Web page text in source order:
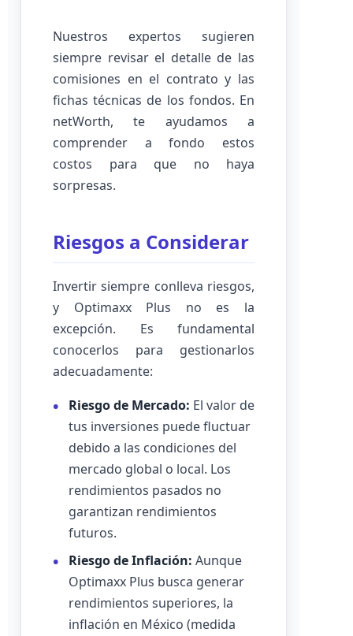
Nuestros expertos sugieren
siempre revisar el detalle de las
comisiones en el contrato y las
fichas técnicas de los fondos. En
netWorth, te ayudamos a
comprender a fondo estos
costos para que no haya
sorpresas.
Riesgos a Considerar
Invertir siempre conlleva riesgos,
y Optimaxx Plus no es la
excepción. Es fundamental
conocerlos para gestionarlos
adecuadamente:
Riesgo de Mercado: El valor de
tus inversiones puede fluctuar
debido a las condiciones del
mercado global o local. Los
rendimientos pasados no
garantizan rendimientos
futuros.
Riesgo de Inflación: Aunque
Optimaxx Plus busca generar
rendimientos superiores, la
inflación en México (medida